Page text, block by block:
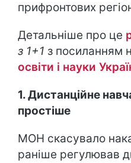
прифронтових
Детальніше про це
з 1+1 з посиланням
освіти і науки
1. Дистанційне
простіше
МОН скасувало
раніше регулював